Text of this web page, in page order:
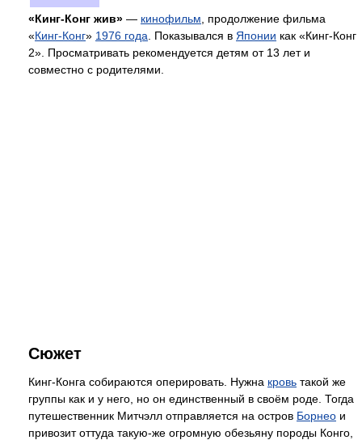
«Кинг-Конг жив» — кинофильм , продолжение фильма
«Кинг-Конг» 1976 года . Показывался в Японии как «Кинг-Конг
2». Просматривать рекомендуется детям от 13 лет и
совместно с родителями.
Сюжет
Кинг-Конга собираются оперировать. Нужна кровь такой же
группы как и у него, но он единственный в своём роде. Тогда
путешественник Митчэлл отправляется на остров Борнео и
привозит оттуда такую-же огромную обезьяну породы Конго,